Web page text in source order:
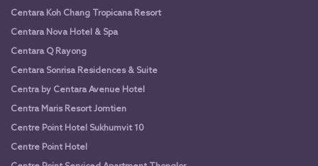
Centara Koh Chang Tropicana Resort
Centara Nova Hotel & Spa
Centara Q Rayong
Centara Sonrisa Residences & Suite
Centra by Centara Avenue Hotel
Centra Maris Resort Jomtien
Centre Point Hotel Sukhumvit 10
Centre Point Hotel